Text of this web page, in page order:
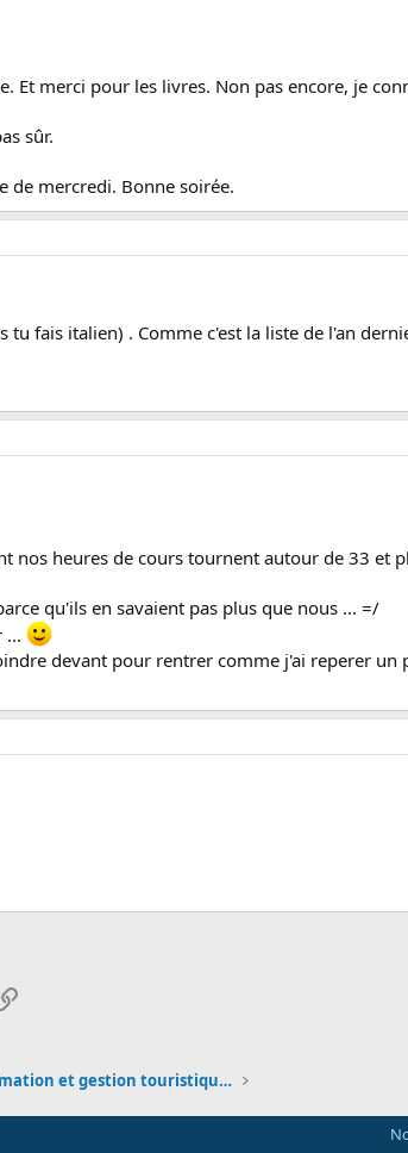
Et merci pour les livres. Non pas encore, je
sûr.
de mercredi. Bonne soirée.
tu fais italien) . Comme c'est la liste de l'an
nos heures de cours tournent autour de 33 et
qu'ils en savaient pas plus que nous ... =/
...
devant pour rentrer comme j'ai reperer un
Lien
BTS AGTL - Animation et gestion touristiques local